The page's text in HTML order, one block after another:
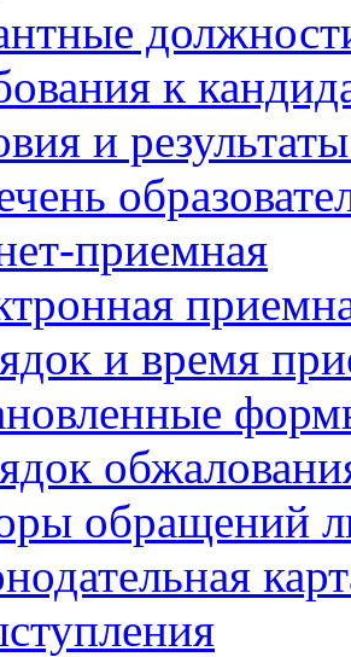
к
и
приемная
и время
обращений